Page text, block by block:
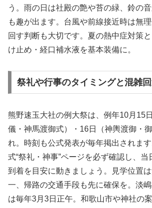
う。雨の日は社殿の艶や苔の緑、鈴の
も趣が出ます。台風や前線接近時は無
回す判断も大切です。夏の熱中症対策
け止め・経口補水液を基本装備に。
祭礼や行事のタイミングと混雑
熊野速玉大社の例大祭は、例年10月15
儀・神馬渡御式）・16日（神輿渡御・
れ。時刻も公式発表が毎年掲出されま
式“祭礼・神事”ページを必ず確認し、
到着を目安に動きましょう。見学位置
一、帰路の交通手段も先に確保を。淡嶋
は毎年3月3日正午。和歌山市や神社の